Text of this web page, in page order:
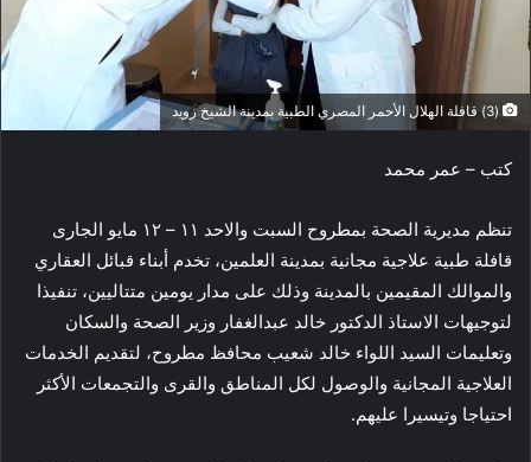
(3) قافلة الهلال الأحمر المصري الطبية بمدينة الشيخ زويد
كتب – عمر محمد
تنظم مديرية الصحة بمطروح السبت والاحد ١١ – ١٢ مايو الجارى
قافلة طبية علاجية مجانية بمدينة العلمين، تخدم أبناء قبائل العقاري
والموالك المقيمين بالمدينة وذلك على مدار يومين متتاليين، تنفيذا
لتوجيهات الاستاذ الدكتور خالد عبدالغفار وزير الصحة والسكان
وتعليمات السيد اللواء خالد شعيب محافظ مطروح، لتقديم الخدمات
العلاجية المجانية والوصول لكل المناطق والقرى والتجمعات الأكثر
احتياجا وتيسيرا عليهم.